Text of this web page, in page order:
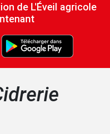
de L'Éveil agricole